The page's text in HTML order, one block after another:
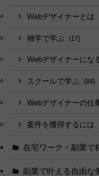
Webデザイナーとは
独学で学ぶ (17)
Webデザイナーにな
スクールで学ぶ (84)
Webデザイナーの仕
案件を獲得するには
在宅ワーク・副業で
副業で叶える自由な